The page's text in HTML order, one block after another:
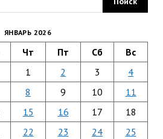
ЯНВАРЬ 2026
Чт Пт Сб Вс
1 2 3
4
8 9 10
11
15 16 17
18
22 23 24
25